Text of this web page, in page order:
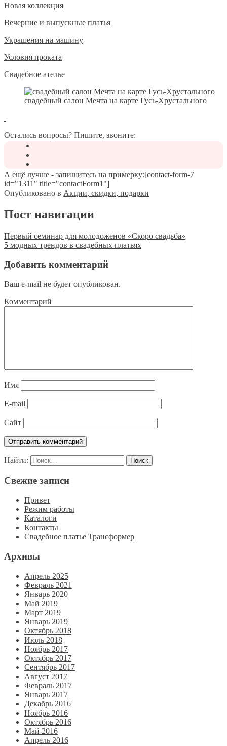
Новая коллекция
Вечерние и выпускные платья
Украшения на машину
Условия проката
Свадебное ателье
свадебный салон Мечта на карте Гусь-Хрустального
Остались вопросы? Пишите, звоните:
А ещё лучше - запишитесь на примерку:[contact-form-7
id="1311" title="contactForm1"]
Опубликовано в Акции, скидки, подарки
Пост навигации
Первый семинар для молодоженов «Скоро свадьба»
5 модных трендов в свадебных платьях
Добавить комментарий
Ваш e-mail не будет опубликован.
Комментарий
Имя
E-mail
Сайт
Найти:
Свежие записи
Привет
Режим работы
Каталоги
Контакты
Свадебное платье Трансформер
Архивы
Апрель 2025
Февраль 2021
Январь 2020
Май 2019
Март 2019
Январь 2019
Октябрь 2018
Июль 2018
Ноябрь 2017
Октябрь 2017
Сентябрь 2017
Август 2017
Февраль 2017
Январь 2017
Декабрь 2016
Ноябрь 2016
Октябрь 2016
Май 2016
Апрель 2016